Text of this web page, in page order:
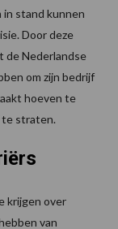
in stand kunnen
Door deze
de Nederlandse
om zijn bedrijf
hoeven te
te straten.
krijgen over
van